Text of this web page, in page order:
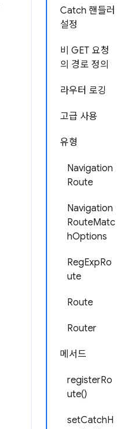
Catch 핸들러
설정
비 GET 요청
의 경로 정의
라우터 로깅
고급 사용
유형
Navigation
Route
Navigation
RouteMatc
hOptions
RegExpRo
ute
Route
Router
메서드
registerRo
ute()
setCatchH